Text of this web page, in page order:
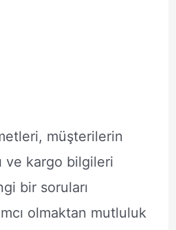
müşterilerin
ve kargo bilgileri
bir soruları
olmaktan mutluluk